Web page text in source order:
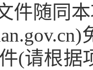
件随同
(请根